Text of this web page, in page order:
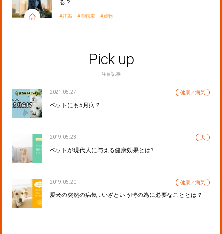
る？
妊娠 自転車 買物
Pick up
注目記事
2021.05.27 健康／病気
ペットにも5月病？
2019.05.23 犬
ペットが現代人に与える健康効果とは?
2019.05.20 健康／病気
愛犬の突然の病気…いざという時の為に必要なこととは？